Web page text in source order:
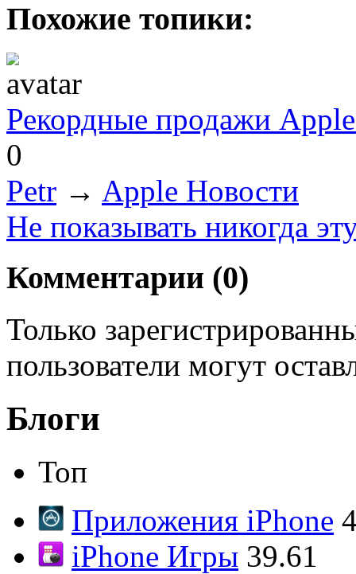
Похожие топики:
Рекордные продажи
0
Petr → Apple Новости
Не показывать никогда
Комментарии (0)
Только
пользователи могут
Блоги
Топ
Приложения iPhone
iPhone Игры 39.61